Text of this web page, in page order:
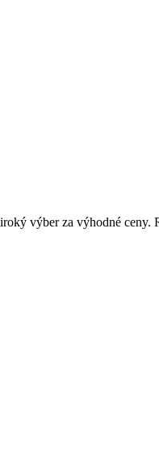
výber za výhodné